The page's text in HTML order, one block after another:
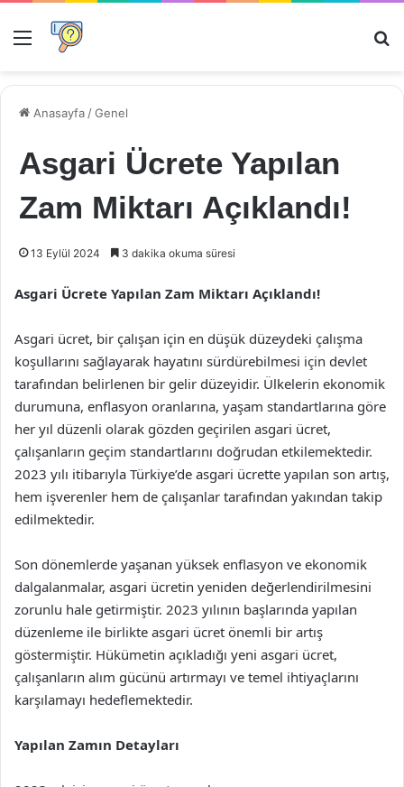
Menü
Anasayfa /Genel
Asgari Ücrete Yapılan
Zam Miktarı Açıklandı!
13 Eylül 2024 3 dakika okuma süresi
Asgari Ücrete Yapılan Zam Miktarı Açıklandı!
Asgari ücret, bir çalışan için en düşük düzeydeki çalışma
koşullarını sağlayarak hayatını sürdürebilmesi için devlet
tarafından belirlenen bir gelir düzeyidir. Ülkelerin ekonomik
durumuna, enflasyon oranlarına, yaşam standartlarına göre
her yıl düzenli olarak gözden geçirilen asgari ücret,
çalışanların geçim standartlarını doğrudan etkilemektedir.
2023 yılı itibarıyla Türkiye’de asgari ücrette yapılan son artış,
hem işverenler hem de çalışanlar tarafından yakından takip
edilmektedir.
Son dönemlerde yaşanan yüksek enflasyon ve ekonomik
dalgalanmalar, asgari ücretin yeniden değerlendirilmesini
zorunlu hale getirmiştir. 2023 yılının başlarında yapılan
düzenleme ile birlikte asgari ücret önemli bir artış
göstermiştir. Hükümetin açıkladığı yeni asgari ücret,
çalışanların alım gücünü artırmayı ve temel ihtiyaçlarını
karşılamayı hedeflemektedir.
Yapılan Zamın Detayları